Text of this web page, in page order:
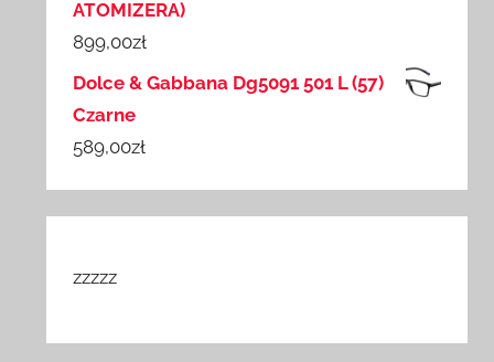
ATOMIZERA)
899,00zł
Dolce & Gabbana Dg5091 501 L (57)
Czarne
589,00zł
zzzzz